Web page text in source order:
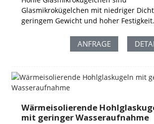
Glasmikrokügelchen mit niedriger
geringem Gewicht und hoher Festigkeit.
ANFRAGE
Wärmeisolierende
mit geringer Wasseraufnahme